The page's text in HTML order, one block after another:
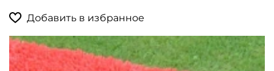
Добавить в избранное